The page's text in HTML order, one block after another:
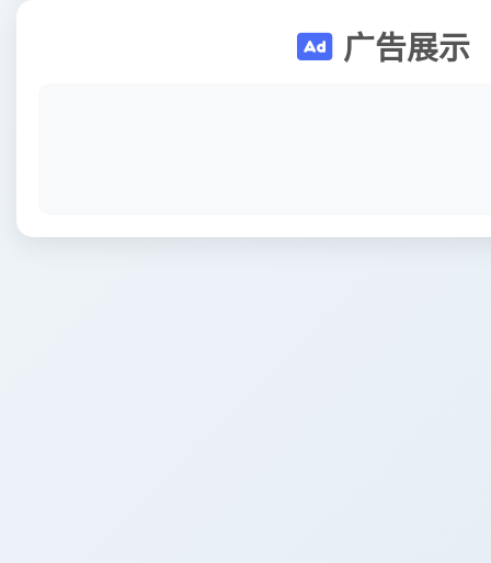
广告展示